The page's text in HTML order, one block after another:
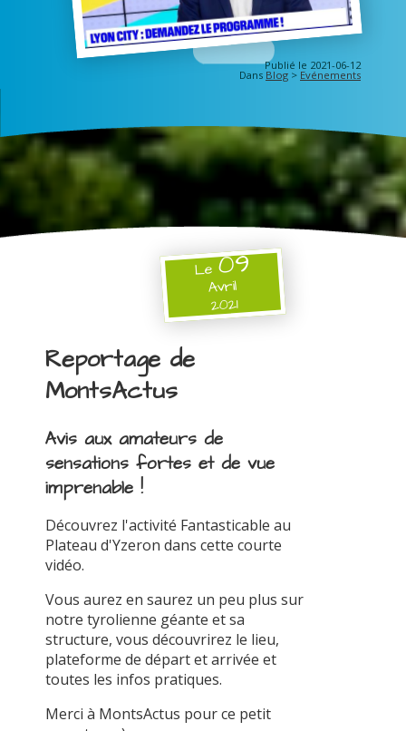
Publié le 2021-06-12
Dans Blog > Evénements
Le09
Avril
2021
Reportage de
MontsActus
Avis aux amateurs de
sensations fortes et de vue
imprenable !
Découvrez l'activité Fantasticable au
Plateau d'Yzeron dans cette courte
vidéo.
Vous aurez en saurez un peu plus sur
notre tyrolienne géante et sa
structure, vous découvrirez le lieu,
plateforme de départ et arrivée et
toutes les infos pratiques.
Merci à MontsActus pour ce petit